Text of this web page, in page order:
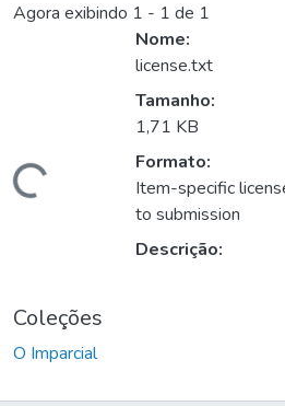
Agora exibindo 1 - 1 de 1
Carregando...
Nome:
license.txt
Tamanho:
1,71 KB
Formato:
Item-specific
to submission
Descrição:
Coleções
O Imparcial